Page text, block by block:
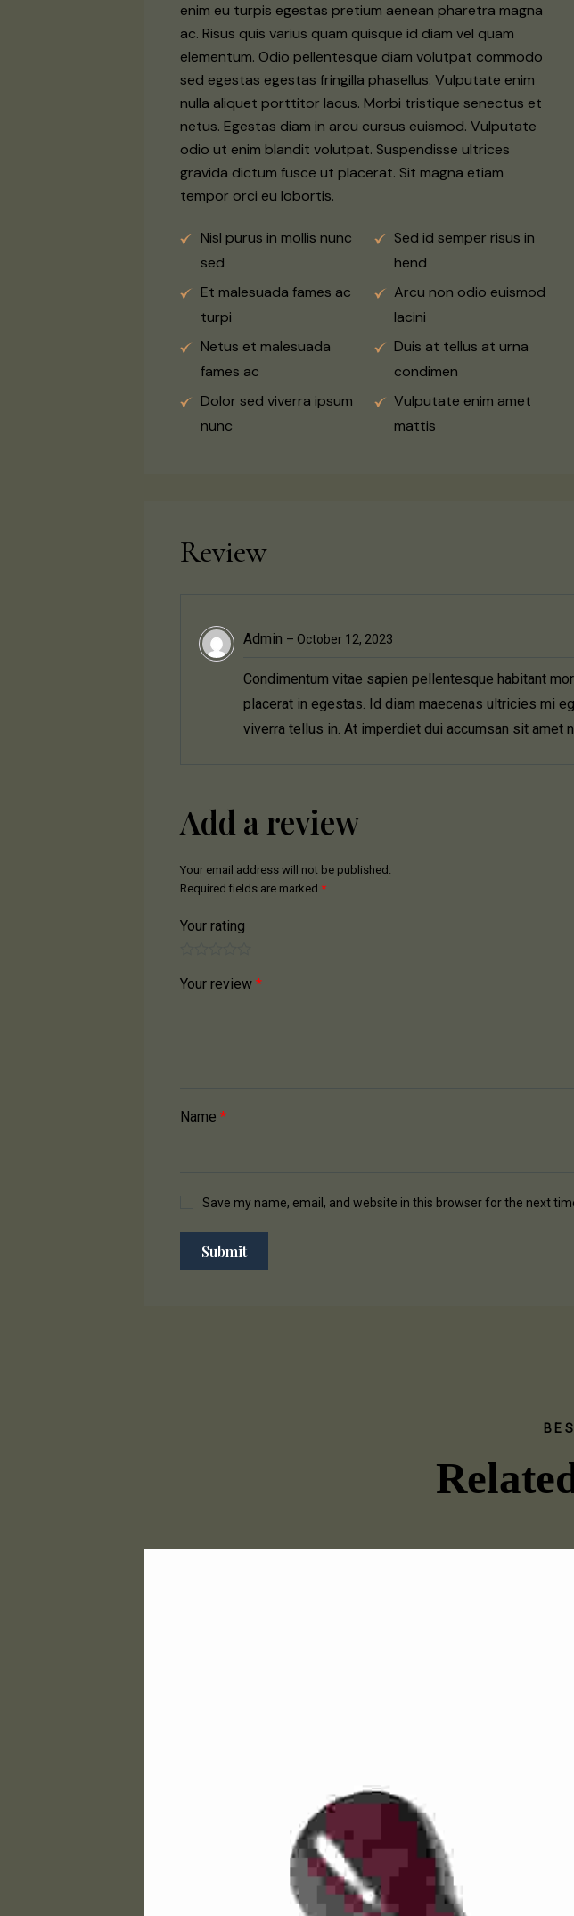
enim eu turpis egestas pretium aenean pharetra magna
ac. Risus quis varius quam quisque id diam vel quam
elementum. Odio pellentesque diam volutpat commodo
sed egestas egestas fringilla phasellus. Vulputate enim
nulla aliquet porttitor lacus. Morbi tristique senectus et
netus. Egestas diam in arcu cursus euismod. Vulputate
odio ut enim blandit volutpat. Suspendisse ultrices
gravida dictum fusce ut placerat. Sit magna etiam
tempor orci eu lobortis.
Nisl purus in mollis nunc
sed
Et malesuada fames ac
turpi
Netus et malesuada
fames ac
Dolor sed viverra ipsum
nunc
Sed id semper risus in
hend
Arcu non odio euismod
lacini
Duis at tellus at urna
condimen
Vulputate enim amet
mattis
Review
Admin – October 12, 2023
Condimentum vitae sapien pellentesque habitant
placerat in egestas. Id diam maecenas ultricies mi
viverra tellus in. At imperdiet dui accumsan sit amet
Add a review
Your email address will not be published.
Required fields are marked *
Your rating
Your review *
Name *
Save my name, email, and website in this browser for the next